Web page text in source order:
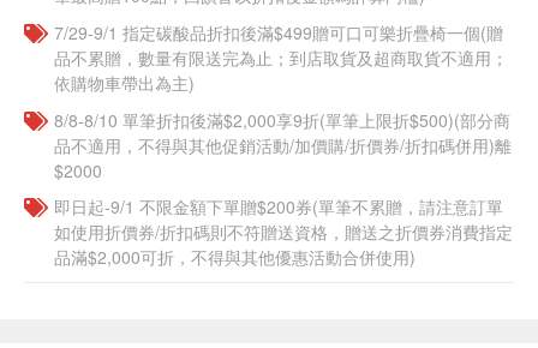
7/29-9/1 指定碳酸品折扣後滿$499贈可口可樂折疊椅一個(贈
品不累贈，數量有限送完為止；到店取貨及超商取貨不適用；
依購物車帶出為主)
8/8-8/10 單筆折扣後滿$2,000享9折(單筆上限折$500)(部分商
品不適用，不得與其他促銷活動/加價購/折價券/折扣碼併用)離
$2000
即日起-9/1 不限金額下單贈$200券(單筆不累贈，請注意訂單
如使用折價券/折扣碼則不符贈送資格，贈送之折價券消費指定
品滿$2,000可折，不得與其他優惠活動合併使用)